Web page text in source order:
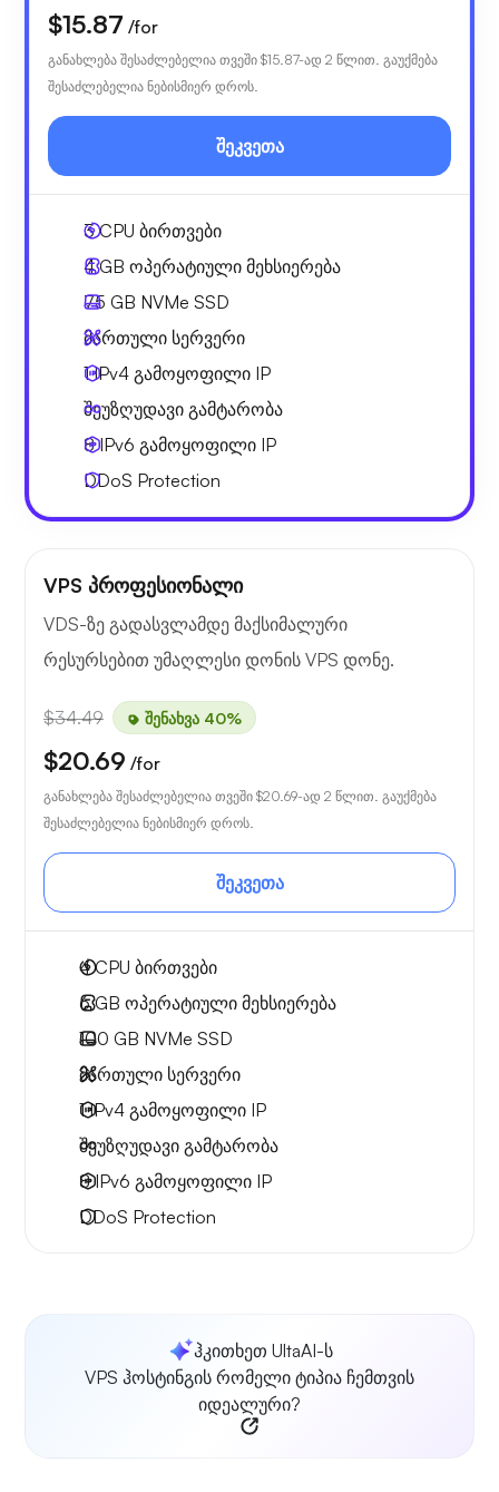
$15.87 /for
განახლება შესაძლებელია თვეში $15.87-ად 2 წლით. გაუქმება
შესაძლებელია ნებისმიერ დროს.
შეკვეთა
3CPU ბირთვები
4 GB ოპერატიული მეხსიერება
75 GB NVMe SSD
მართული სერვერი
1 IPv4 გამოყოფილი IP
შეუზღუდავი გამტარობა
8 IPv6 გამოყოფილი IP
DDoS Protection
VPS პროფესიონალი
VDS-ზე გადასვლამდე მაქსიმალური
რესურსებით უმაღლესი დონის VPS დონე.
$34.49 შენახვა 40%
$20.69 /for
განახლება შესაძლებელია თვეში $20.69-ად 2 წლით. გაუქმება
შესაძლებელია ნებისმიერ დროს.
შეკვეთა
4CPU ბირთვები
6 GB ოპერატიული მეხსიერება
100 GB NVMe SSD
მართული სერვერი
1 IPv4 გამოყოფილი IP
შეუზღუდავი გამტარობა
8 IPv6 გამოყოფილი IP
DDoS Protection
ჰკითხეთ UltaAI-ს
VPS ჰოსტინგის რომელი ტიპია ჩემთვის
იდეალური?